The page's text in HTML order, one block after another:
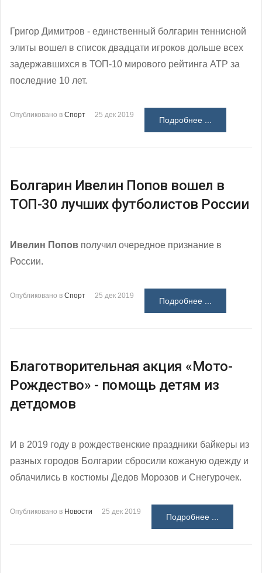
Григор Димитров - единственный болгарин теннисной
элиты вошел в список двадцати игроков дольше всех
задержавшихся в ТОП-10 мирового рейтинга АТР за
последние 10 лет.
Опубликовано в Спорт 25 дек 2019
Подробнее ...
Болгарин Ивелин Попов вошел в
ТОП-30 лучших футболистов России
Ивелин Попов получил очередное признание в
России.
Опубликовано в Спорт 25 дек 2019
Подробнее ...
Благотворительная акция «Мото-
Рождество» - помощь детям из
детдомов
И в 2019 году в рождественские праздники байкеры из
разных городов Болгарии сбросили кожаную одежду и
облачились в костюмы Дедов Морозов и Снегурочек.
Опубликовано в Новости 25 дек 2019
Подробнее ...